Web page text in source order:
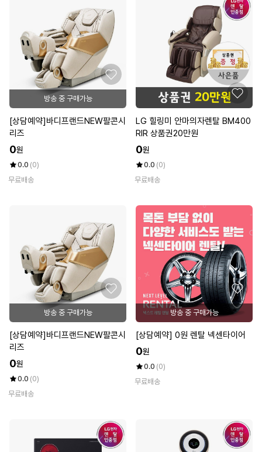
방송 중 구매가능
[상담예약]바디프랜드NEW팔콘시
리즈
0원
0.0 (0)
무료배송
LG 힐링미 안마의자렌탈 BM400
RIR 상품권20만원
0원
0.0 (0)
무료배송
방송 중 구매가능
[상담예약]바디프랜드NEW팔콘시
리즈
0원
0.0 (0)
무료배송
방송 중 구매가능
[상담예약] 0원 렌탈 넥센타이어
0원
0.0 (0)
무료배송